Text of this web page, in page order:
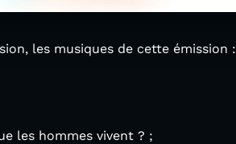
les musiques de cette émission :
les hommes vivent ? ;